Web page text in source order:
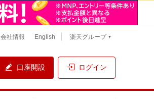
口座開設 ログイン
会社情報 English 楽天グループ